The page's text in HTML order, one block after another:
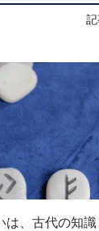
は、古代の知